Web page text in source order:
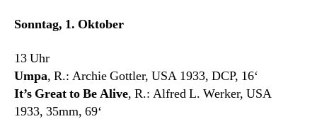
Sonntag, 1. Oktober
13 Uhr
Umpa, R.: Archie Gottler, USA 1933, DCP, 16‘
It’s Great to Be Alive, R.: Alfred L. Werker, USA
1933, 35mm, 69‘